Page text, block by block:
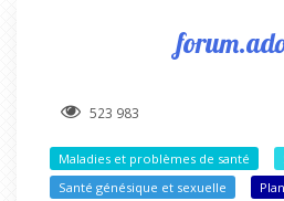
523 983
Maladies et problèmes de santé
Santé génésique et sexuelle